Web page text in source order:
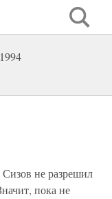
не разрешил
пока не